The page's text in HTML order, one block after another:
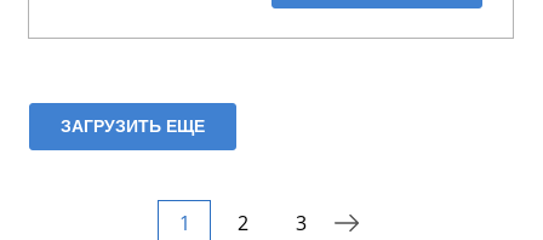
ЗАГРУЗИТЬ ЕЩЕ
1 2 3